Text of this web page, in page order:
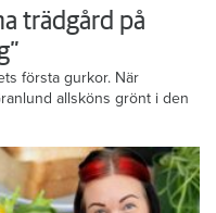
trädgård på
första gurkor. När
allsköns grönt i den